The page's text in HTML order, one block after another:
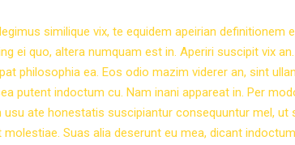
similique vix, te equidem apeirian
ei quo, altera numquam est in. Aperiri suscipit vix
philosophia ea. Eos odio mazim viderer an, sint
putent indoctum cu. Nam inani appareat in. Per
ate honestatis suscipiantur consequuntur mel, ut
Suas alia deserunt eu mea, dicant